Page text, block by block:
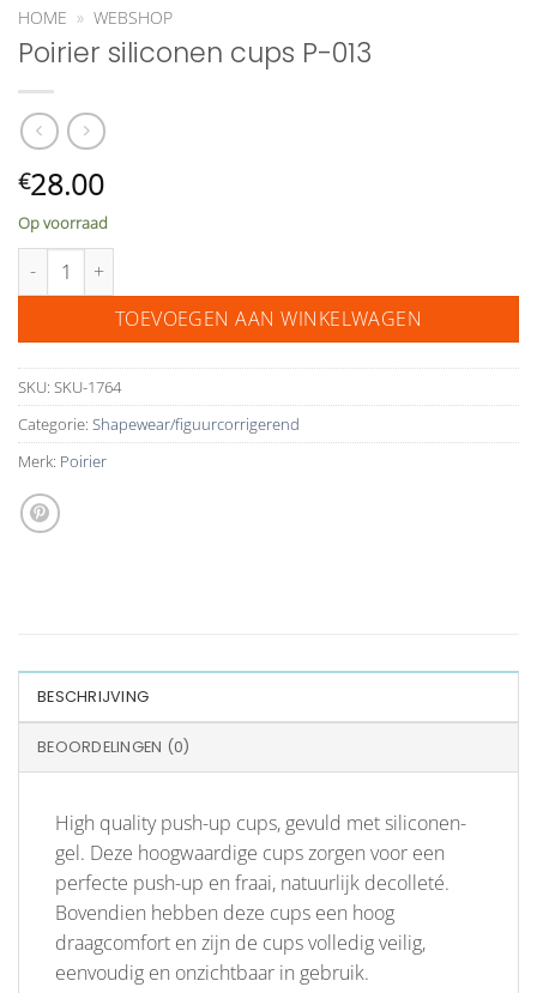
HOME » WEBSHOP
Poirier siliconen cups P-013
€28.00
Op voorraad
Poirier siliconen cups P-013 aantal
TOEVOEGEN AAN WINKELWAGEN
SKU: SKU-1764
Categorie: Shapewear/figuurcorrigerend
Merk: Poirier
BESCHRIJVING
BEOORDELINGEN (0)
High quality push-up cups, gevuld met siliconen-
gel. Deze hoogwaardige cups zorgen voor een
perfecte push-up en fraai, natuurlijk decolleté.
Bovendien hebben deze cups een hoog
draagcomfort en zijn de cups volledig veilig,
eenvoudig en onzichtbaar in gebruik.